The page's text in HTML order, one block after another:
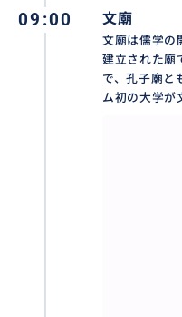
09:00 文廟
文廟は儒学の
建立された廟
で、孔子廟と
ム初の大学が